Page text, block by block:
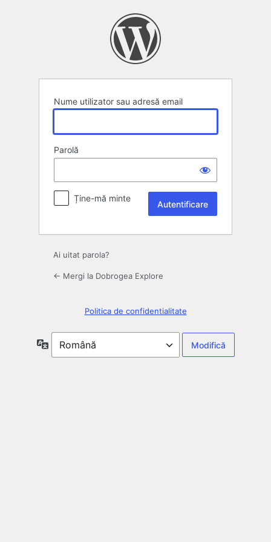
Nume utilizator sau adresă email
Parolă
Ține-mă minte
Ai uitat parola?
← Mergi la Dobrogea Explore
Politica de confidentialitate
Limbă